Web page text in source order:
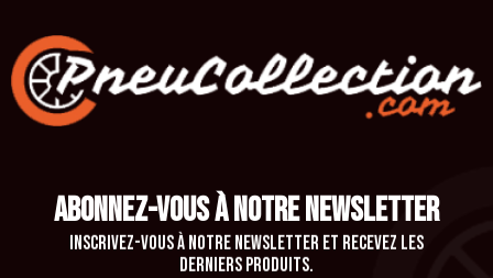
ABONNEZ-VOUS À NOTRE NEWSLETTER
Inscrivez-vous à notre newsletter et recevez les
derniers produits.